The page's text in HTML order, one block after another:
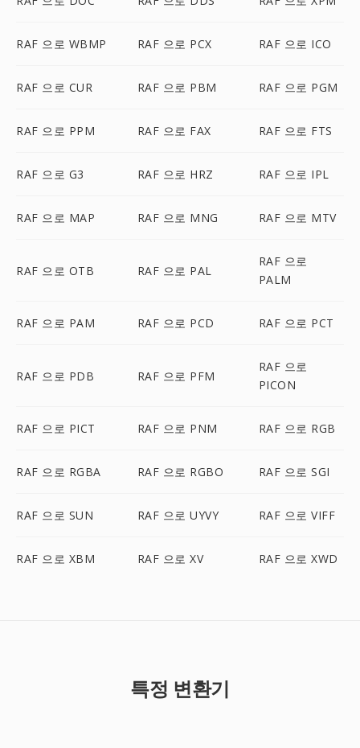
RAF 으로 WBMP RAF 으로 PCX RAF 으로 ICO
RAF 으로 CUR RAF 으로 PBM RAF 으로 PGM
RAF 으로 PPM RAF 으로 FAX RAF 으로 FTS
RAF 으로 G3 RAF 으로 HRZ RAF 으로 IPL
RAF 으로 MAP RAF 으로 MNG RAF 으로 MTV
RAF 으로 OTB RAF 으로 PAL
RAF 으로
PALM
RAF 으로 PAM RAF 으로 PCD RAF 으로 PCT
RAF 으로 PDB RAF 으로 PFM
RAF 으로
PICON
RAF 으로 PICT RAF 으로 PNM RAF 으로 RGB
RAF 으로 RGBA RAF 으로 RGBO RAF 으로 SGI
RAF 으로 SUN RAF 으로 UYVY RAF 으로 VIFF
RAF 으로 XBM RAF 으로 XV RAF 으로 XWD
특정 변환기